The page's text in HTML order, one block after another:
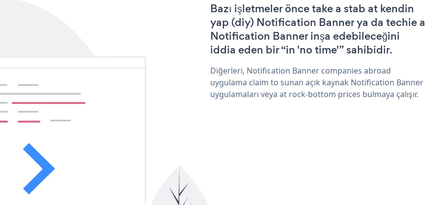
Bazı işletmeler önce take a stab at kendin
yap (diy) Notification Banner ya da techie a
Notification Banner inşa edebileceğini
iddia eden bir “in 'no time'” sahibidir.
Diğerleri, Notification Banner companies abroad
uygulama claim to sunan açık kaynak Notification Banner
uygulamaları veya at rock-bottom prices bulmaya çalışır.